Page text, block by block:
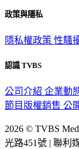
政策與隱私
隱私權政策 性騷
認識 TVBS
公司介紹 企業動
節目版權銷售 公
2026 © TVBS
光路451號 | 聯利